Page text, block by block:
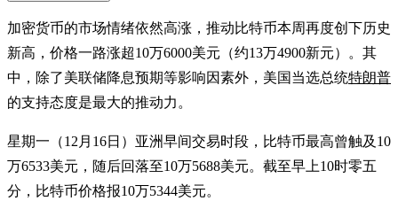
加密货币的市场情绪依然高涨，推动比特币本周再度创下历史
新高，价格一路涨超10万6000美元（约13万4900新元）。其
中，除了美联储降息预期等影响因素外，美国当选总统特朗普
的支持态度是最大的推动力。
星期一（12月16日）亚洲早间交易时段，比特币最高曾触及10
万6533美元，随后回落至10万5688美元。截至早上10时零五
分，比特币价格报10万5344美元。